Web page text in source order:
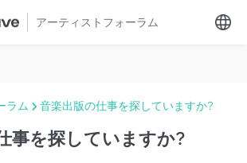
アーティストフォーラム
ラム 音楽出版の仕事を探していますか?
事を探していますか?